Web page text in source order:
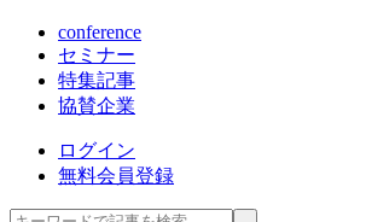
conference
セミナー
特集記事
協賛企業
ログイン
無料会員登録